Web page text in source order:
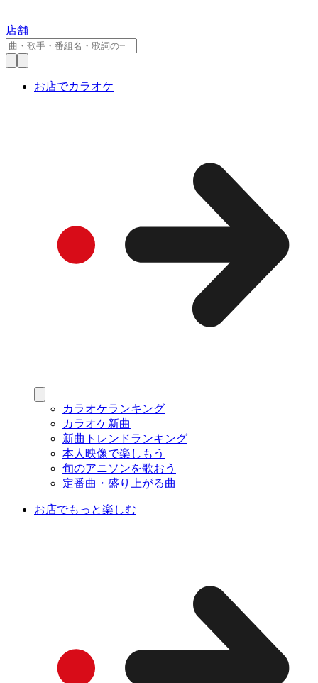
店舗
お店でカラオケ
カラオケランキング
カラオケ新曲
新曲トレンドランキング
本人映像で楽しもう
旬のアニソンを歌おう
定番曲・盛り上がる曲
お店でもっと楽しむ